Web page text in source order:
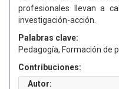
profesionales llevan a
investigación-acción.
Palabras clave:
Pedagogía, Formación de
Contribuciones:
Autor: